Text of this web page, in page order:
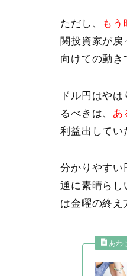
ただし、 も
関投資家が
向けての動き
ドル円はや
るべきは、 あ
利益出してい
分かりやすい
通に素晴らし
は金曜の終え